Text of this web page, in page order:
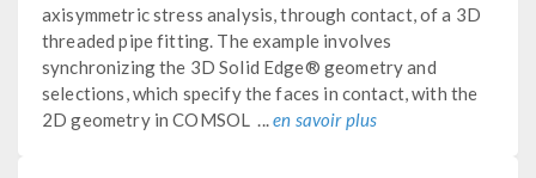
axisymmetric stress analysis, through contact, of a 3D
threaded pipe fitting. The example involves
synchronizing the 3D Solid Edge® geometry and
selections, which specify the faces in contact, with the
2D geometry in COMSOL ...en savoir plus